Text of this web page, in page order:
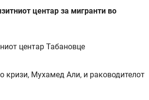
центар за мигранти во
кризи, Мухамед Али, и раководителот